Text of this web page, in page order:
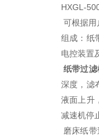
可根据用
组成：纸
电控装置
纸带过滤
深度，滤
液面上升
减速机停
磨床纸